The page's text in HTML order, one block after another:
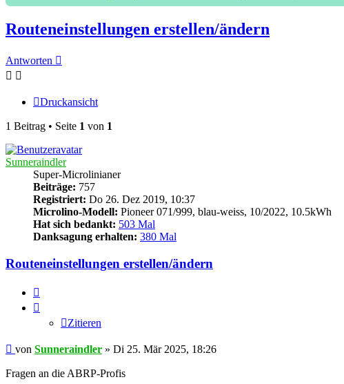
Routeneinstellungen erstellen/ändern
Antworten
Druckansicht
1 Beitrag • Seite 1 von 1
Sunneraindler
Super-Microlinianer
Beiträge: 757
Registriert: Do 26. Dez 2019, 10:37
Microlino-Modell: Pioneer 071/999, blau-weiss, 10/2022, 10.5kWh
Hat sich bedankt: 503 Mal
Danksagung erhalten: 380 Mal
Routeneinstellungen erstellen/ändern
Zitieren
Beitrag
von Sunneraindler » Di 25. Mär 2025, 18:26
Fragen an die ABRP-Profis